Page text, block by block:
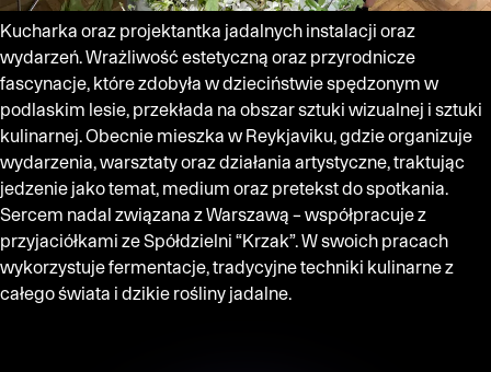
Kucharka oraz projektantka jadalnych instalacji oraz
wydarzeń. Wrażliwość estetyczną oraz przyrodnicze
fascynacje, które zdobyła w dzieciństwie spędzonym w
podlaskim lesie, przekłada na obszar sztuki wizualnej i sztuki
kulinarnej. Obecnie mieszka w Reykjaviku, gdzie organizuje
wydarzenia, warsztaty oraz działania artystyczne, traktując
jedzenie jako temat, medium oraz pretekst do spotkania.
Sercem nadal związana z Warszawą – współpracuje z
przyjaciółkami ze Spółdzielni “Krzak”. W swoich pracach
wykorzystuje fermentacje, tradycyjne techniki kulinarne z
całego świata i dzikie rośliny jadalne.